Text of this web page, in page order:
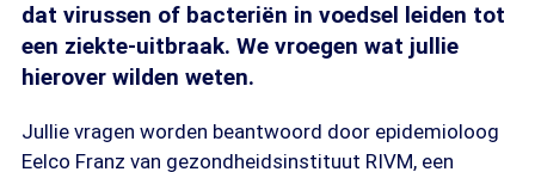
dat virussen of bacteriën in voedsel leiden tot
een ziekte-uitbraak. We vroegen wat jullie
hierover wilden weten.
Jullie vragen worden beantwoord door epidemioloog
Eelco Franz van gezondheidsinstituut RIVM, een